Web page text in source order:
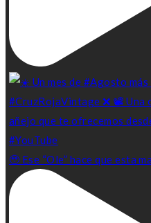
🥹 Ese “Ole” hace que esta